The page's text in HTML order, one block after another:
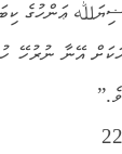
ޢަންހުގެ
އޭނާ ނުރުހޭ